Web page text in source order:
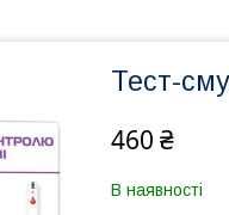
Тест-
460 ₴
В наявності